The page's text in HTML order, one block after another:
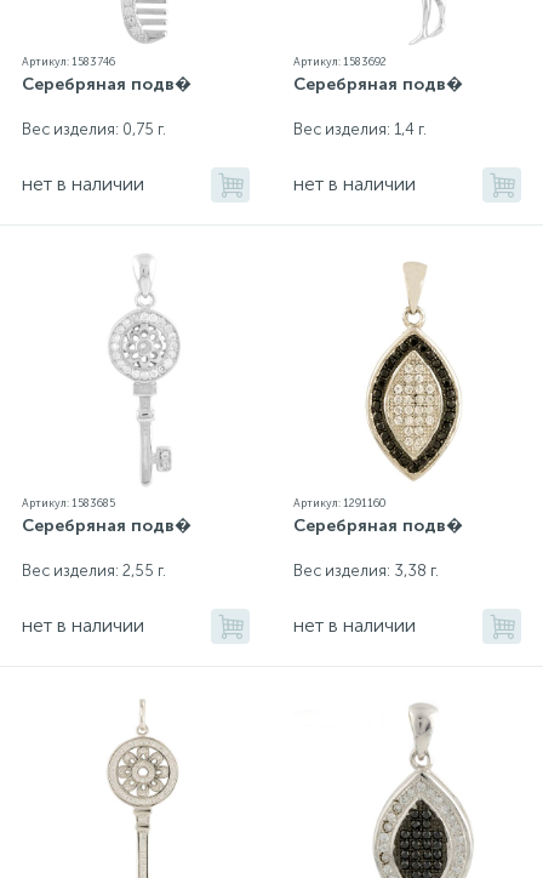
Артикул: 1583746
Серебряная подв�
Вес изделия: 0,75 г.
нет в наличии
Артикул: 1583692
Серебряная подв�
Вес изделия: 1,4 г.
нет в наличии
Артикул: 1583685
Серебряная подв�
Вес изделия: 2,55 г.
нет в наличии
Артикул: 1291160
Серебряная подв�
Вес изделия: 3,38 г.
нет в наличии